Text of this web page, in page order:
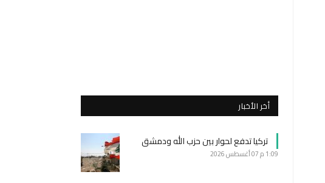
أخر الأخبار
تركيا تدفع لحوار بين حزب الله ودمشق
1:09 م 07 أغسطس 2026